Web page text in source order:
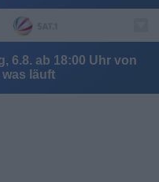
6.8. ab 18:00 Uhr von
läuft